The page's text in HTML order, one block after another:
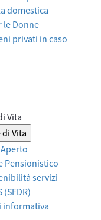
domestica
le Donne
privati in caso
Vita
Vita
Pensionistico
servizi
(SFDR)
informativa